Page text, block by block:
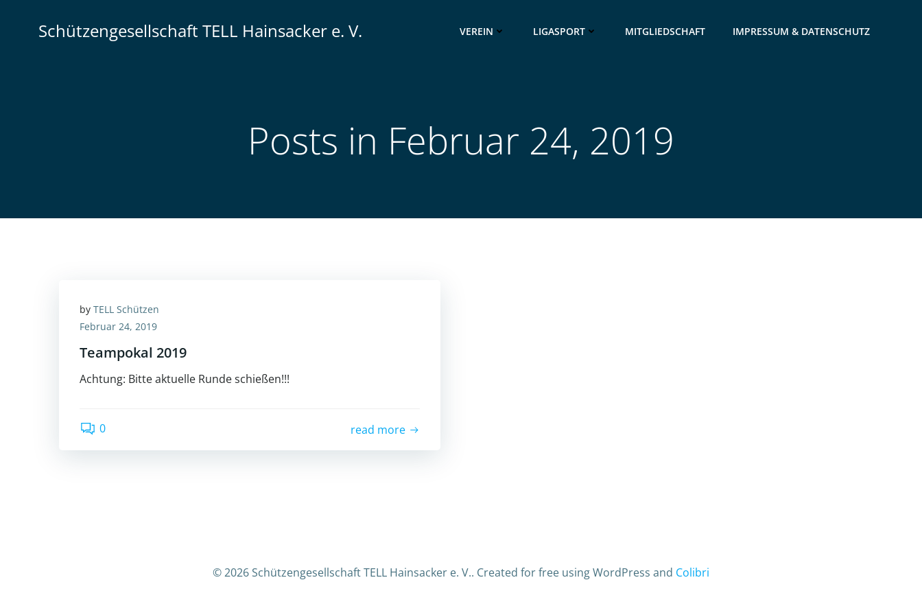
springenSchützengesellschaft TELL Hainsacker e. V. VEREIN LIGASPORT MITGLIEDSCHAFT IMPRESSUM & DATENSCHUTZ
Posts in Februar 24, 2019
by TELL Schützen
Februar 24, 2019
Teampokal 2019
Achtung: Bitte aktuelle Runde schießen!!!
0 read more
© 2026 Schützengesellschaft TELL Hainsacker e. V.. Created for free using WordPress and Colibri